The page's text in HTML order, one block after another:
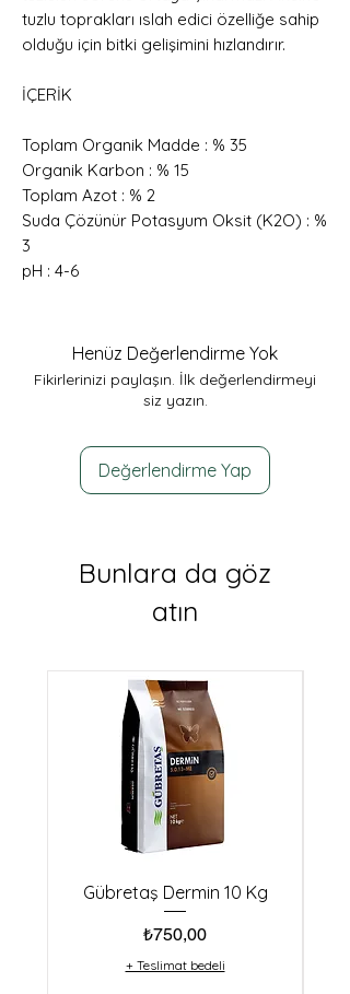
tuzlu toprakları ıslah edici özelliğe sahip
olduğu için bitki gelişimini hızlandırır.
İÇERİK
Toplam Organik Madde : % 35
Organik Karbon : % 15
Toplam Azot : % 2
Suda Çözünür Potasyum Oksit (K2O) : %
3
pH : 4-6
Henüz Değerlendirme Yok
Fikirlerinizi paylaşın. İlk değerlendirmeyi
siz yazın.
Değerlendirme Yap
Bunlara da göz
atın
Gübretaş Dermin 10 Kg
Fiyat
₺750,00
+ Teslimat bedeli